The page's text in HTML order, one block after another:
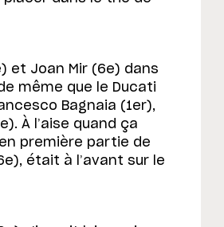
et Joan Mir (6e) dans
même que le Ducati
Bagnaia (1er),
À l’aise quand ça
première partie de
était à l’avant sur le